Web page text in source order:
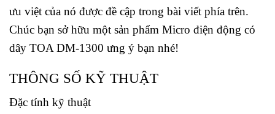
ưu việt của nó được đề cập trong bài viết phía trên.
Chúc bạn sở hữu một sản phẩm Micro điện động có
dây TOA DM-1300 ưng ý bạn nhé!
THÔNG SỐ KỸ THUẬT
Đặc tính kỹ thuật